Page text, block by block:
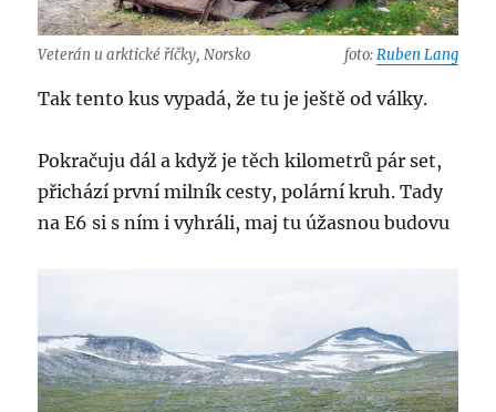
Veterán u arktické říčky, Norsko foto:Ruben Lang
Tak tento kus vypadá, že tu je ještě od války.
Pokračuju dál a když je těch kilometrů pár set,
přichází první milník cesty, polární kruh. Tady
na E6 si s ním i vyhráli, maj tu úžasnou budovu